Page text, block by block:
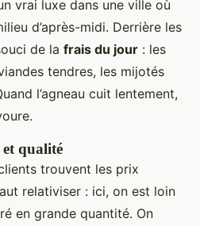
vrai luxe dans une ville où
d’après-midi. Derrière les
de la frais du jour : les
tendres, les mijotés
l’agneau cuit lentement,
qualité
trouvent les prix
relativiser : ici, on est loin
en grande quantité. On